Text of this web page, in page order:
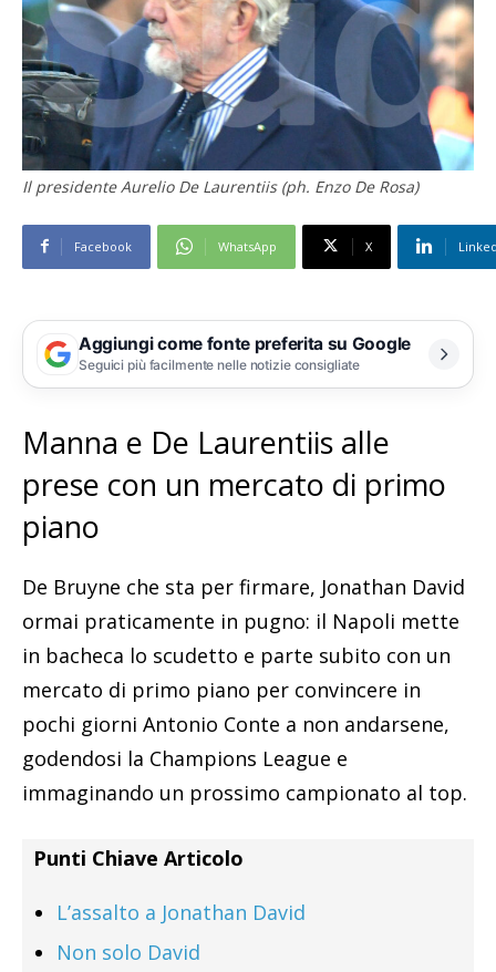
Il presidente Aurelio De Laurentiis (ph. Enzo De Rosa)
Facebook WhatsApp X
Aggiungi come fonte preferita su Google
Seguici più facilmente nelle notizie consigliate
Manna e De Laurentiis alle
prese con un mercato di primo
piano
De Bruyne che sta per firmare, Jonathan David
ormai praticamente in pugno: il Napoli mette
in bacheca lo scudetto e parte subito con un
mercato di primo piano per convincere in
pochi giorni Antonio Conte a non andarsene,
godendosi la Champions League e
immaginando un prossimo campionato al top.
Punti Chiave Articolo
L’assalto a Jonathan David
Non solo David